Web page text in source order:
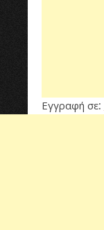
Εγγραφή σε: